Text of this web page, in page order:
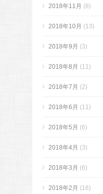
2018年11月 (8)
2018年10月 (13)
2018年9月 (3)
2018年8月 (11)
2018年7月 (2)
2018年6月 (11)
2018年5月 (6)
2018年4月 (3)
2018年3月 (6)
2018年2月 (16)